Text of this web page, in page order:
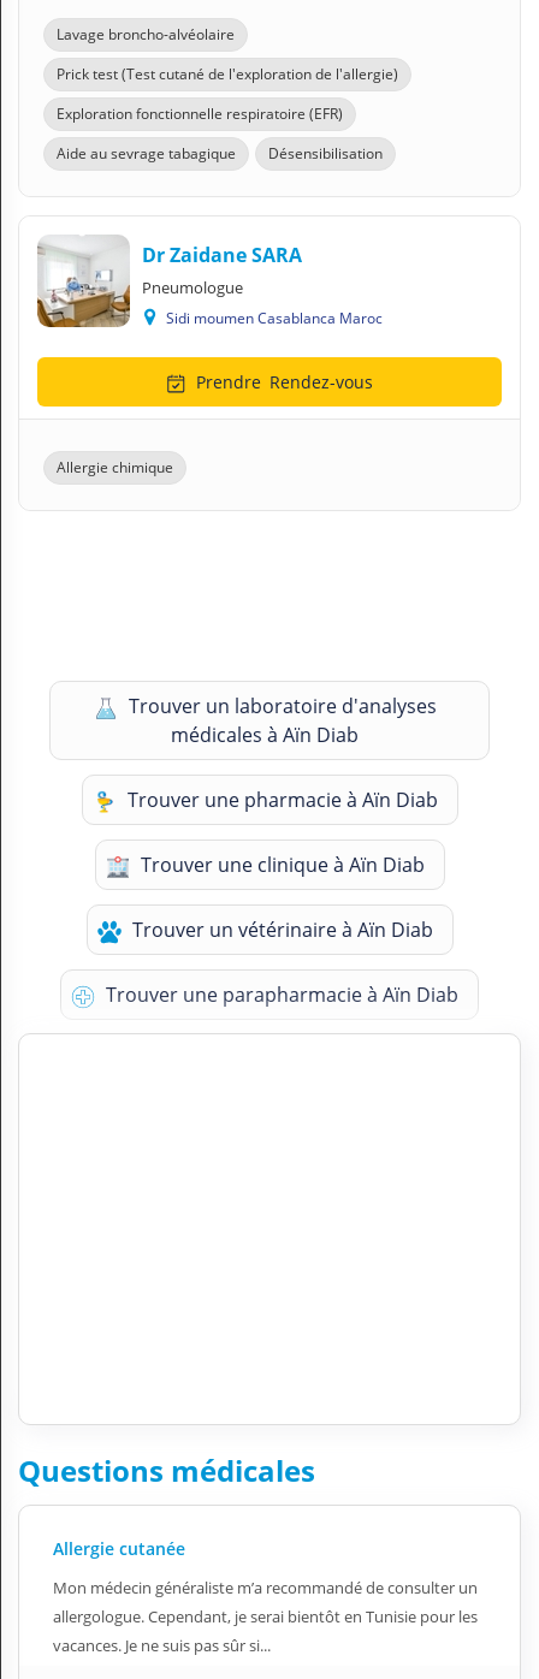
Lavage broncho-alvéolaire
Prick test (Test cutané de l'exploration de l'allergie)
Exploration fonctionnelle respiratoire (EFR)
Aide au sevrage tabagique
Désensibilisation
Dr Zaidane SARA
Pneumologue
Sidi moumen Casablanca Maroc
Prendre Rendez-vous
Allergie chimique
Trouver un laboratoire d'analyses
médicales à Aïn Diab
Trouver une pharmacie à Aïn Diab
Trouver une clinique à Aïn Diab
Trouver un vétérinaire à Aïn Diab
Trouver une parapharmacie à Aïn Diab
Questions médicales
Allergie cutanée
Mon médecin généraliste m’a recommandé de consulter un
allergologue. Cependant, je serai bientôt en Tunisie pour les
vacances. Je ne suis pas sûr si...